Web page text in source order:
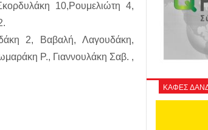
10,Ρουμελιώτη 4,
2, Βαβαλή, Λαγουδάκη,
Ρ., Γιαννουλάκη Σαβ. ,
ΚΑΦΕΣ